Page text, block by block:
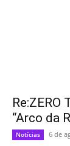
Re:ZERO
“Arco da
Notícias 6 de